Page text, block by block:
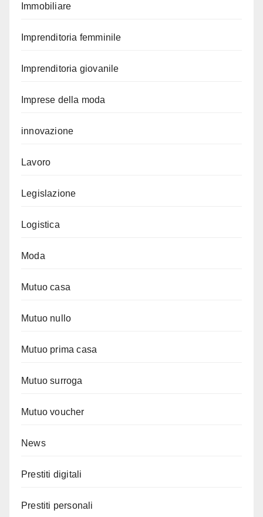
Immobiliare
Imprenditoria femminile
Imprenditoria giovanile
Imprese della moda
innovazione
Lavoro
Legislazione
Logistica
Moda
Mutuo casa
Mutuo nullo
Mutuo prima casa
Mutuo surroga
Mutuo voucher
News
Prestiti digitali
Prestiti personali